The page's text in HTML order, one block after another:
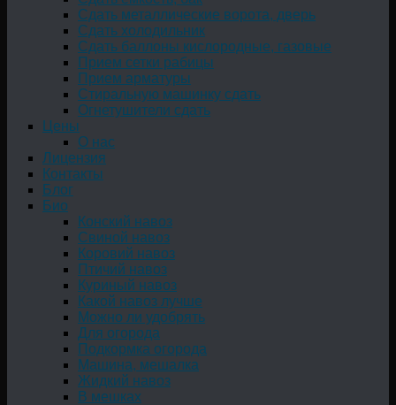
Cдать металлические ворота, дверь
Сдать холодильник
Сдать баллоны кислородные, газовые
Прием сетки рабицы
Прием арматуры
Стиральную машинку сдать
Огнетушители сдать
Цены
О нас
Лицензия
Контакты
Блог
Био
Конский навоз
Свиной навоз
Коровий навоз
Птичий навоз
Куриный навоз
Какой навоз лучше
Можно ли удобрять
Для огорода
Подкормка огорода
Машина, мешалка
Жидкий навоз
В мешках